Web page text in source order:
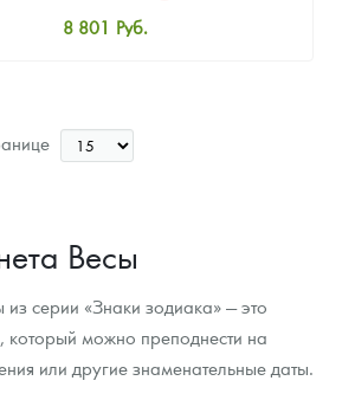
8 801 Руб.
Цена выкупа
Звоните
Весы
серии «Знаки зодиака» — это
который можно преподнести на
или другие знаменательные даты.